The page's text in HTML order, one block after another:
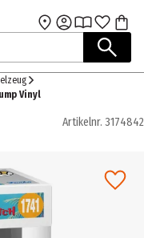
Vinyl
Artikelnr. 3174842